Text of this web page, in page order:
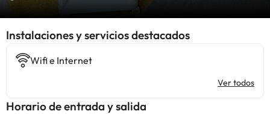
Instalaciones y servicios destacados
Wifi e Internet
Ver todos
Horario de entrada y salida